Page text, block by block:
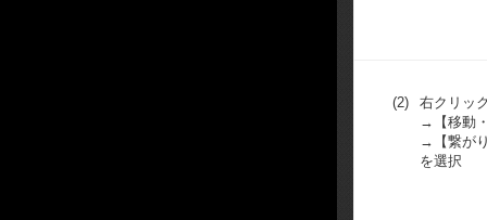
(2)
右クリッ
→【移動
→【繋が
を選択